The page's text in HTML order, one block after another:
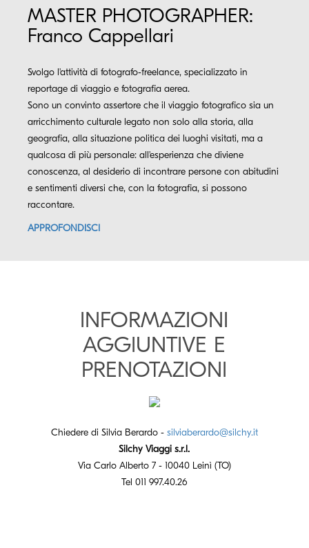
MASTER PHOTOGRAPHER:
Franco Cappellari
Svolgo l'attività di fotografo-freelance, specializzato in
reportage di viaggio e fotografia aerea.
Sono un convinto assertore che il viaggio fotografico sia un
arricchimento culturale legato non solo alla storia, alla
geografia, alla situazione politica dei luoghi visitati, ma a
qualcosa di più personale: all'esperienza che diviene
conoscenza, al desiderio di incontrare persone con abitudini
e sentimenti diversi che, con la fotografia, si possono
raccontare.
APPROFONDISCI
INFORMAZIONI
AGGIUNTIVE E
PRENOTAZIONI
Chiedere di Silvia Berardo - silviaberardo@silchy.it
Silchy Viaggi s.r.l.
Via Carlo Alberto 7 - 10040 Leinì (TO)
Tel 011 997.40.26